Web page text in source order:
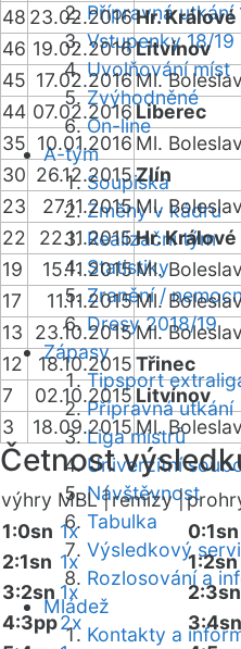
Přípravná utkání
Vstupenky 18/19
Uvolňování míst
Zvýhodněné
On-line
A-tým
Soupiska
Změny v kádru
Realizační tým
Statistiky
Zranění /
Dresy 2018/19
Zápasy
Tipsport
Přípravná utkání
Liga mistrů
Univerzitní
Návštěvnost
Tabulka
Výsledkový
Rozlosování a
Mládež
Kontakty a
48 23.02.2016Hr. Králové
46 19.02.2016Litvínov
45 17.02.2016Ml. Boleslav
44 07.02.2016Liberec
35 10.01.2016 Ml. Boleslav
30 26.12.2015Zlín
23
27.11.2015Ml. Boleslav
22
22.11.2015Hr. Králové
19
15.11.2015Ml. Boleslav
17
11.11.2015Ml. Boleslav
13
23.10.2015Ml. Boleslav
12
18.10.2015Třinec
7
02.10.2015 Litvínov
3
18.09.2015 Ml. Boleslav
Četnost
výhry MBL |remízy |
1:0sn 1x
2:1sn 1x
3:2sn 1x
4:3pp2x
0:1sn
1:2sn
2:3sn
3:4sn